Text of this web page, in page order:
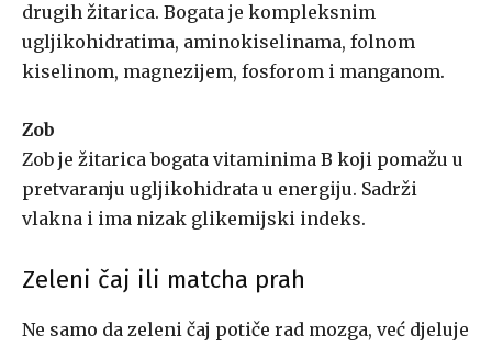
drugih žitarica. Bogata je kompleksnim
ugljikohidratima, aminokiselinama, folnom
kiselinom, magnezijem, fosforom i manganom.
Zob
Zob je žitarica bogata vitaminima B koji pomažu u
pretvaranju ugljikohidrata u energiju. Sadrži
vlakna i ima nizak glikemijski indeks.
Zeleni čaj ili matcha prah
Ne samo da zeleni čaj potiče rad mozga, već djeluje